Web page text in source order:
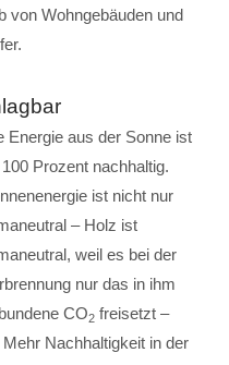
von Wohngebäuden und
Energie aus der Sonne ist
Prozent nachhaltig.
ist nicht nur
– Holz ist
weil es bei der
nur das in ihm
CO2 freisetzt –
Nachhaltigkeit in der